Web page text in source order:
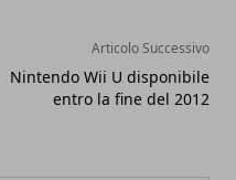
Articolo Successivo
Nintendo Wii U disponibile
entro la fine del 2012